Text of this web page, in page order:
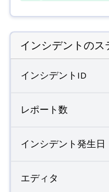
インシデントのス
インシデントID
レポート数
インシデント発生日
エディタ